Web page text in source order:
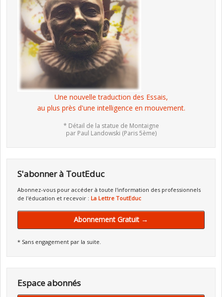
Une nouvelle traduction des Essais,
au plus près d'une intelligence en mouvement.
* Détail de la statue de Montaigne
par Paul Landowski (Paris 5ème)
S'abonner à ToutEduc
Abonnez-vous pour accéder à toute l'information des professionnels
de l'éducation et recevoir : La Lettre ToutEduc
Abonnement Gratuit →
* Sans engagement par la suite.
Espace abonnés